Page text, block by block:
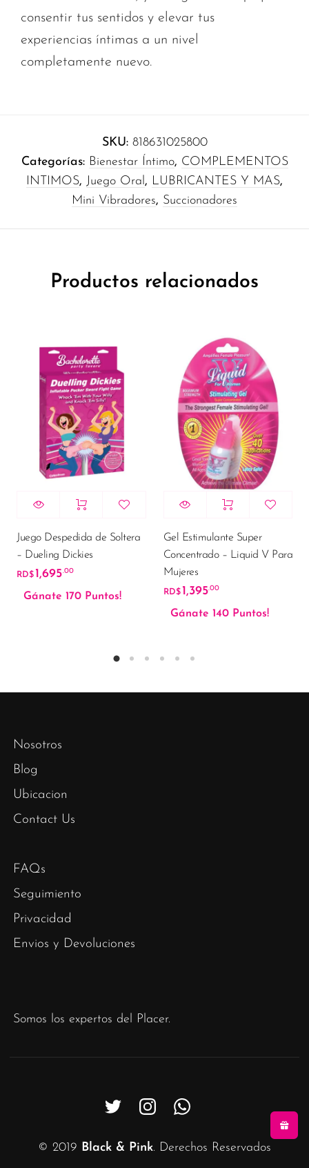
consentir tus sentidos y elevar tus
experiencias íntimas a un nivel
completamente nuevo.
SKU: 818631025800
Categorías: Bienestar Íntimo, COMPLEMENTOS
INTIMOS, Juego Oral, LUBRICANTES Y MAS,
Mini Vibradores, Succionadores
Productos relacionados
Juego Despedida de Soltera
– Dueling Dickies
RD$ 1,695.00
Gánate 170 Puntos!
Gel Estimulante Super
Concentrado – Liquid V Para
Mujeres
RD$ 1,395.00
Gánate 140 Puntos!
Nosotros
Blog
Ubicacion
Contact Us
FAQs
Seguimiento
Privacidad
Envios y Devoluciones
Somos los expertos del Placer.
© 2019 Black & Pink. Derechos Reservados